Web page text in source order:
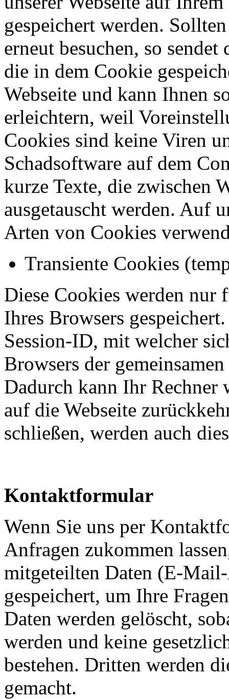
gespeichert werden.
erneut besuchen, so
die in dem Cookie
Webseite und kann Ihnen
erleichtern, weil
Cookies sind keine Viren
Schadsoftware auf dem
kurze Texte, die zwischen
ausgetauscht werden. Auf
Arten von Cookies
Transiente Cookies
Diese Cookies werden nur
Ihres Browsers
Session-ID, mit welcher
Browsers der
Dadurch kann Ihr Rechner
auf die Webseite
schließen, werden auch
Kontaktformular
Wenn Sie uns per
Anfragen zukommen
mitgeteilten Daten (E-
gespeichert, um Ihre
Daten werden gelöscht,
werden und keine
bestehen. Dritten werden
gemacht.